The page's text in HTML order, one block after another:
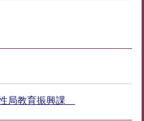
局教育振興課